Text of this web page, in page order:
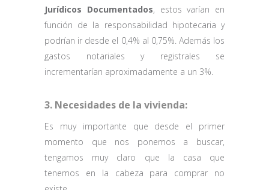
Jurídicos Documentados, estos varían en
función de la responsabilidad hipotecaria y
podrían ir desde el 0,4% al 0,75%. Además los
gastos notariales y registrales se
incrementarían aproximadamente a un 3%.
3. Necesidades de la vivienda:
Es muy importante que desde el primer
momento que nos ponemos a buscar,
tengamos muy claro que la casa que
tenemos en la cabeza para comprar no